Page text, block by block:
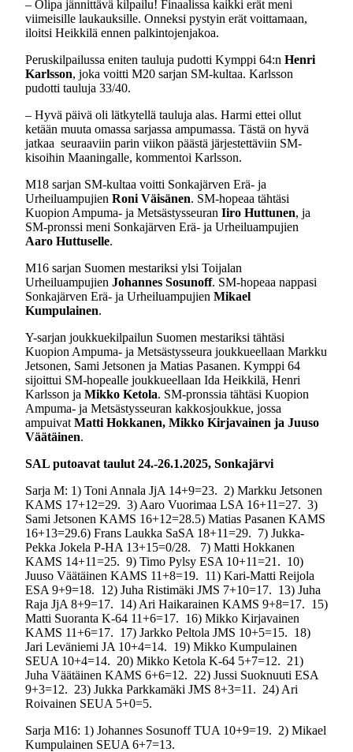
– Olipa jännittävä kilpailu! Finaalissa kaikki erät meni
viimeisille laukauksille. Onneksi pystyin erät voittamaan,
iloitsi Heikkilä ennen palkintojenjakoa.
Peruskilpailussa eniten tauluja pudotti Kymppi 64:n Henri
Karlsson, joka voitti M20 sarjan SM-kultaa. Karlsson
pudotti tauluja 33/40.
– Hyvä päivä oli lätkytellä tauluja alas. Harmi ettei ollut
ketään muuta omassa sarjassa ampumassa. Tästä on hyvä
jatkaa seuraaviin parin viikon päästä järjestettäviin SM-
kisoihin Maaningalle, kommentoi Karlsson.
M18 sarjan SM-kultaa voitti Sonkajärven Erä- ja
Urheiluampujien Roni Väisänen. SM-hopeaa tähtäsi
Kuopion Ampuma- ja Metsästysseuran Iiro Huttunen, ja
SM-pronssi meni Sonkajärven Erä- ja Urheiluampujien
Aaro Huttuselle.
M16 sarjan Suomen mestariksi ylsi Toijalan
Urheiluampujien Johannes Sosunoff. SM-hopeaa nappasi
Sonkajärven Erä- ja Urheiluampujien Mikael
Kumpulainen.
Y-sarjan joukkuekilpailun Suomen mestariksi tähtäsi
Kuopion Ampuma- ja Metsästysseura joukkueellaan Markku
Jetsonen, Sami Jetsonen ja Matias Pasanen. Kymppi 64
sijoittui SM-hopealle joukkueellaan Ida Heikkilä, Henri
Karlsson ja Mikko Ketola. SM-pronssia tähtäsi Kuopion
Ampuma- ja Metsästysseuran kakkosjoukkue, jossa
ampuivat Matti Hokkanen, Mikko Kirjavainen ja Juuso
Väätäinen.
SAL putoavat taulut 24.-26.1.2025, Sonkajärvi
Sarja M: 1) Toni Annala JjA 14+9=23. 2) Markku Jetsonen
KAMS 17+12=29. 3) Aaro Vuorimaa LSA 16+11=27. 3)
Sami Jetsonen KAMS 16+12=28.5) Matias Pasanen KAMS
16+13=29.6) Frans Laukka SaSA 18+11=29. 7) Jukka-
Pekka Jokela P-HA 13+15=0/28.
7) Matti Hokkanen
KAMS 14+11=25. 9) Timo Pylsy ESA 10+11=21. 10)
Juuso Väätäinen KAMS 11+8=19. 11) Kari-Matti Reijola
ESA 9+9=18. 12) Juha Ristimäki JMS 7+10=17. 13) Juha
Raja JjA 8+9=17. 14) Ari Haikarainen KAMS 9+8=17. 15)
Matti Suoranta K-64 11+6=17. 16) Mikko Kirjavainen
KAMS 11+6=17. 17) Jarkko Peltola JMS 10+5=15. 18)
Jari Leväniemi JA 10+4=14. 19) Mikko Kumpulainen
SEUA 10+4=14. 20) Mikko Ketola K-64 5+7=12. 21)
Juha Väätäinen KAMS 6+6=12. 22) Jussi Suoknuuti ESA
9+3=12. 23) Jukka Parkkamäki JMS 8+3=11. 24) Ari
Roivainen SEUA 5+0=5.
Sarja M16: 1) Johannes Sosunoff TUA 10+9=19. 2) Mikael
Kumpulainen SEUA 6+7=13.